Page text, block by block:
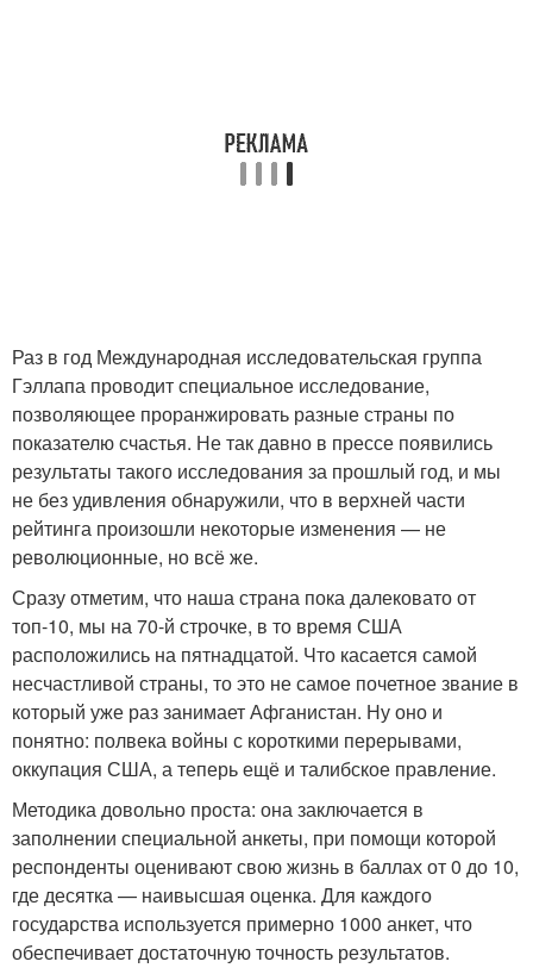
Раз в год Международная исследовательская группа
Гэллапа проводит специальное исследование,
позволяющее проранжировать разные страны по
показателю счастья. Не так давно в прессе появились
результаты такого исследования за прошлый год, и мы
не без удивления обнаружили, что в верхней части
рейтинга произошли некоторые изменения — не
революционные, но всё же.
Сразу отметим, что наша страна пока далековато от
топ-10, мы на 70-й строчке, в то время США
расположились на пятнадцатой. Что касается самой
несчастливой страны, то это не самое почетное звание в
который уже раз занимает Афганистан. Ну оно и
понятно: полвека войны с короткими перерывами,
оккупация США, а теперь ещё и талибское правление.
Методика довольно проста: она заключается в
заполнении специальной анкеты, при помощи которой
респонденты оценивают свою жизнь в баллах от 0 до 10,
где десятка — наивысшая оценка. Для каждого
государства используется примерно 1000 анкет, что
обеспечивает достаточную точность результатов.